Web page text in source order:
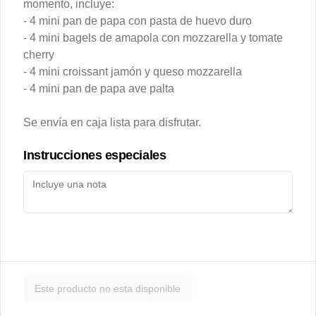
de almendras y toque de azúcar flor.
Ideal para un desayuno dulce junto al
$4.900
Esponjoso mini muffin con arándanos,
$2.000
maní y chips de chocolate blanco al 31%
momento, incluye:
- 4 mini pan de papa con pasta de huevo duro
- 4 mini bagels de amapola con mozzarella y tomate
cherry
- 4 mini croissant jamón y queso mozzarella
- 4 mini pan de papa ave palta
Se envía en caja lista para disfrutar.
Instrucciones especiales
Este producto no esta disponible